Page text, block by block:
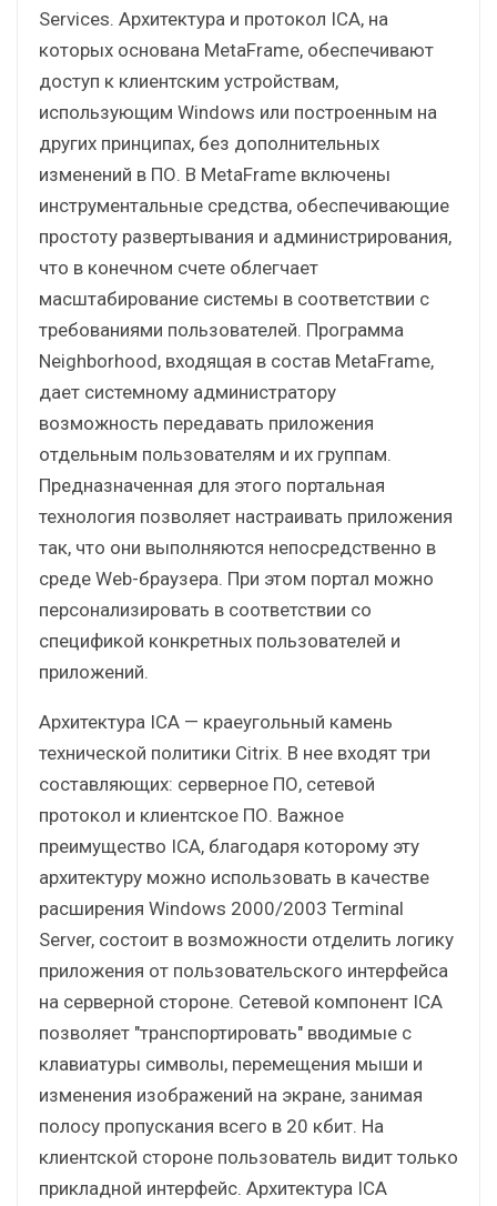
Services. Архитектура и протокол ICA, на
которых основана MetaFrame, обеспечивают
доступ к клиентским устройствам,
использующим Windows или построенным на
других принципах, без дополнительных
изменений в ПО. В MetaFrame включены
инструментальные средства, обеспечивающие
простоту развертывания и администрирования,
что в конечном счете облегчает
масштабирование системы в соответствии с
требованиями пользователей. Программа
Neighborhood, входящая в состав MetaFrame,
дает системному администратору
возможность передавать приложения
отдельным пользователям и их группам.
Предназначенная для этого портальная
технология позволяет настраивать приложения
так, что они выполняются непосредственно в
среде Web-браузера. При этом портал можно
персонализировать в соответствии со
спецификой конкретных пользователей и
приложений.
Архитектура ICA — краеугольный камень
технической политики Citrix. В нее входят три
составляющих: серверное ПО, сетевой
протокол и клиентское ПО. Важное
преимущество ICA, благодаря которому эту
архитектуру можно использовать в качестве
расширения Windows 2000/2003 Terminal
Server, состоит в возможности отделить логику
приложения от пользовательского интерфейса
на серверной стороне. Сетевой компонент ICA
позволяет "транспортировать" вводимые с
клавиатуры символы, перемещения мыши и
изменения изображений на экране, занимая
полосу пропускания всего в 20 кбит. На
клиентской стороне пользователь видит только
прикладной интерфейс. Архитектура ICA